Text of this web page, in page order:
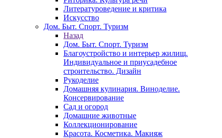
Литературоведение и критика
Искусство
Дом. Быт. Спорт. Туризм
Назад
Дом. Быт. Спорт. Туризм
Благоустройство и интерьер жилищ.
Индивидуальное и приусадебное
строительство. Дизайн
Рукоделие
Домашняя кулинария. Виноделие.
Консервирование
Сад и огород
Домашние животные
Коллекционирование
Красота. Косметика. Макияж